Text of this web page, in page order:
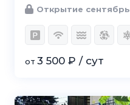
Открытие сентябрь
от 3 500 ₽ / сут